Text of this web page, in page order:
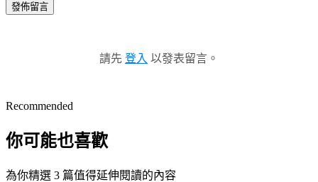
發佈留言
請先 登入 以發表留言。
Recommended
你可能也喜歡
為你精選 3 篇值得延伸閱讀的內容